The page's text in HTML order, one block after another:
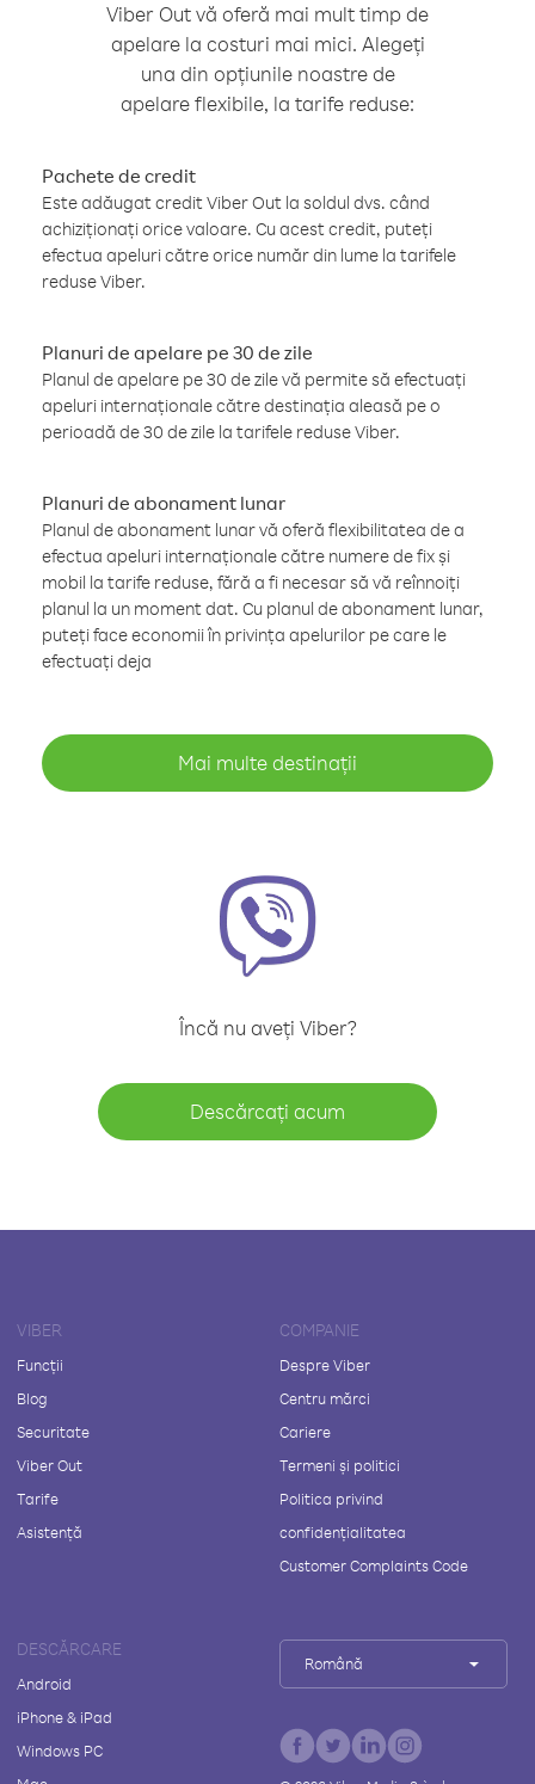
Viber Out vă oferă mai mult timp de
apelare la costuri mai mici. Alegeți
una din opțiunile noastre de
apelare flexibile, la tarife reduse:
Pachete de credit
Este adăugat credit Viber Out la soldul dvs. când
achiziționați orice valoare. Cu acest credit, puteți
efectua apeluri către orice număr din lume la tarifele
reduse Viber.
Planuri de apelare pe 30 de zile
Planul de apelare pe 30 de zile vă permite să efectuați
apeluri internaționale către destinația aleasă pe o
perioadă de 30 de zile la tarifele reduse Viber.
Planuri de abonament lunar
Planul de abonament lunar vă oferă flexibilitatea de a
efectua apeluri internaționale către numere de fix și
mobil la tarife reduse, fără a fi necesar să vă reînnoiți
planul la un moment dat. Cu planul de abonament lunar,
puteți face economii în privința apelurilor pe care le
efectuați deja
Mai multe destinații
Încă nu aveți Viber?
Descărcați acum
VIBER
Funcții
Blog
Securitate
Viber Out
Tarife
Asistență
COMPANIE
Despre Viber
Centru mărci
Cariere
Termeni și politici
Politica privind
confidențialitatea
Customer Complaints Code
DESCĂRCARE
Android
iPhone & iPad
Windows PC
Română